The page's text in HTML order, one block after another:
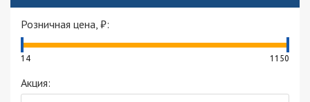
Розничная цена, ₽:
14 1150
Акция: